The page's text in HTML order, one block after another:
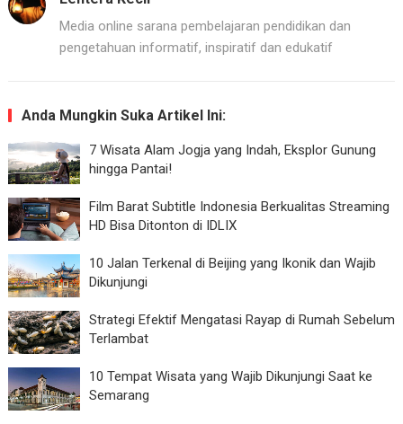
Media online sarana pembelajaran pendidikan dan
pengetahuan informatif, inspiratif dan edukatif
Anda Mungkin Suka Artikel Ini:
7 Wisata Alam Jogja yang Indah, Eksplor Gunung
hingga Pantai!
Film Barat Subtitle Indonesia Berkualitas Streaming
HD Bisa Ditonton di IDLIX
10 Jalan Terkenal di Beijing yang Ikonik dan Wajib
Dikunjungi
Strategi Efektif Mengatasi Rayap di Rumah Sebelum
Terlambat
10 Tempat Wisata yang Wajib Dikunjungi Saat ke
Semarang